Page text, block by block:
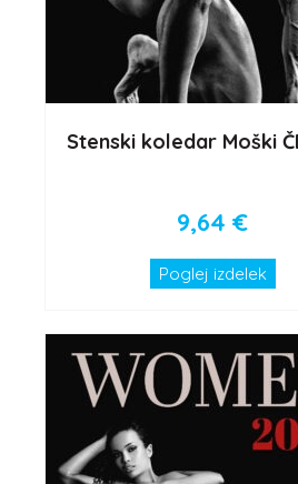
Stenski koledar Moški
9,64 €
Poglej izdelek